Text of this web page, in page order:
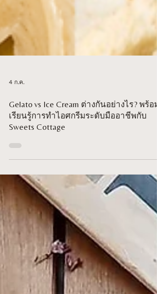
4 ก.ค.
เรียนรู้การทำไอศกรีมระดับมืออาชีพกับ
Sweets Cottage